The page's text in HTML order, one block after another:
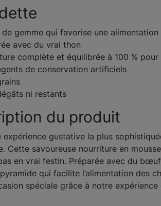
de gemme qui favorise une
avec du vrai thon
complète et équilibrée à 100 %
de conservation artificiels
ni restants
du produit
expérience gustative la plus
Cette savoureuse nourriture en
en vrai festin. Préparée avec du
qui facilite l’alimentation des
spéciale grâce à notre expérience